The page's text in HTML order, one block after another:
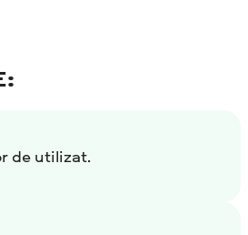
de utilizat.